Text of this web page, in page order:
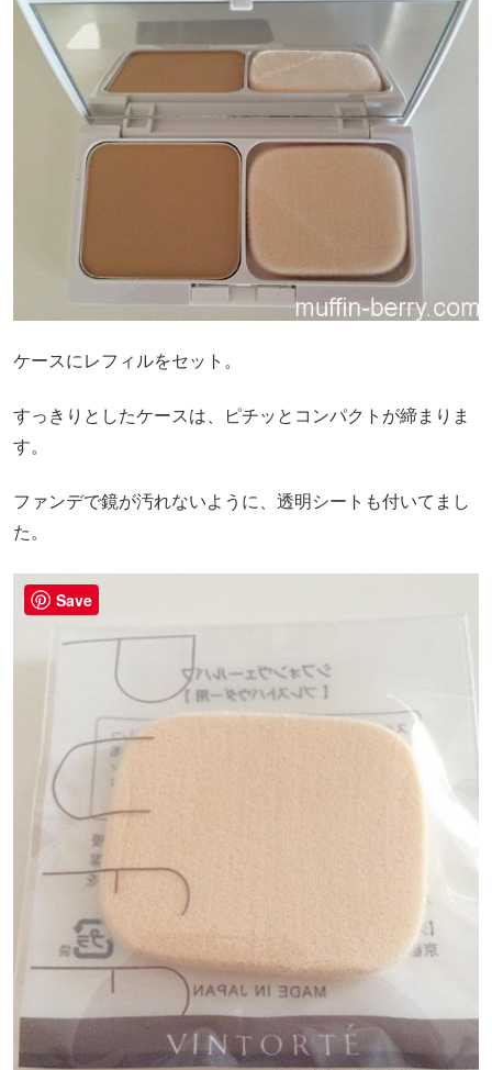
ケースにレフィルをセット。
すっきりとしたケースは、ピチッとコンパクトが締まりま
す。
ファンデで鏡が汚れないように、透明シートも付いてまし
た。
Save